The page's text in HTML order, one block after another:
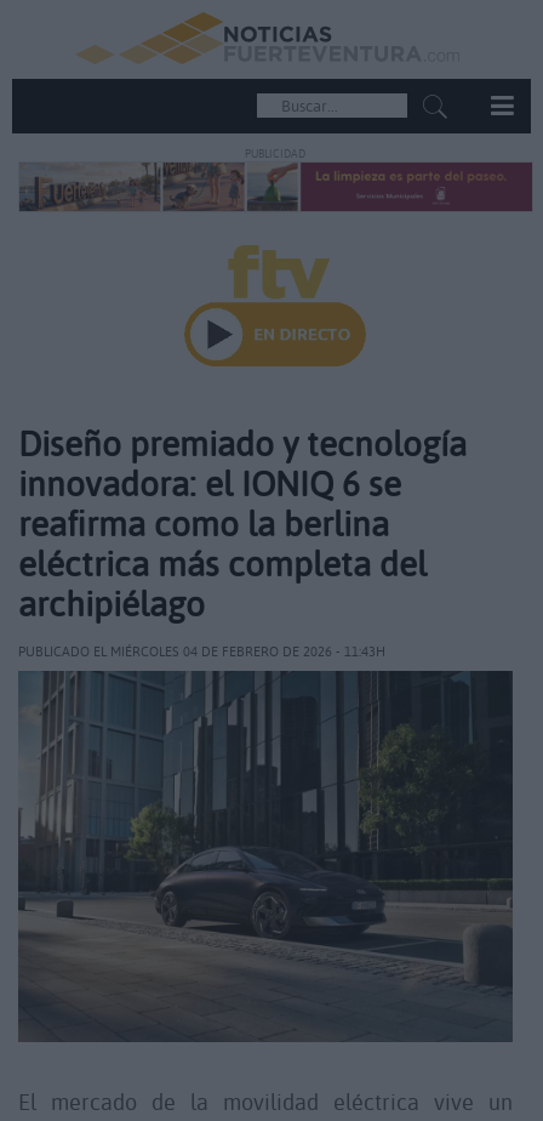
PUBLICIDAD
Diseño premiado y tecnología
innovadora: el IONIQ 6 se
reafirma como la berlina
eléctrica más completa del
archipiélago
PUBLICADO EL MIÉRCOLES 04 DE FEBRERO DE 2026 - 11:43H
El mercado de la movilidad eléctrica vive un